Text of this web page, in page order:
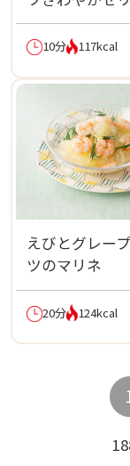
10分 117kcal
えびとグレー
ツのマリネ
20分 124kcal